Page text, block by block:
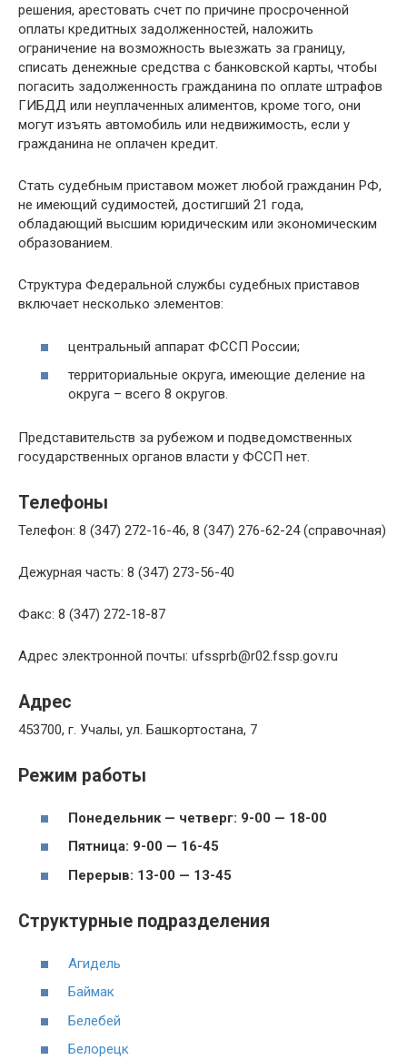
решения, арестовать счет по причине просроченной
оплаты кредитных задолженностей, наложить
ограничение на возможность выезжать за границу,
списать денежные средства с банковской карты, чтобы
погасить задолженность гражданина по оплате штрафов
ГИБДД или неуплаченных алиментов, кроме того, они
могут изъять автомобиль или недвижимость, если у
гражданина не оплачен кредит.
Стать судебным приставом может любой гражданин РФ,
не имеющий судимостей, достигший 21 года,
обладающий высшим юридическим или экономическим
образованием.
Структура Федеральной службы судебных приставов
включает несколько элементов:
центральный аппарат ФССП России;
территориальные округа, имеющие деление на
округа – всего 8 округов.
Представительств за рубежом и подведомственных
государственных органов власти у ФССП нет.
Телефоны
Телефон: 8 (347) 272-16-46, 8 (347) 276-62-24 (справочная)
Дежурная часть: 8 (347) 273-56-40
Факс: 8 (347) 272-18-87
Адрес электронной почты: ufssprb@r02.fssp.gov.ru
Адрес
453700, г. Учалы, ул. Башкортостана, 7
Режим работы
Понедельник — четверг: 9-00 — 18-00
Пятница: 9-00 — 16-45
Перерыв: 13-00 — 13-45
Структурные подразделения
Агидель
Баймак
Белебей
Белорецк